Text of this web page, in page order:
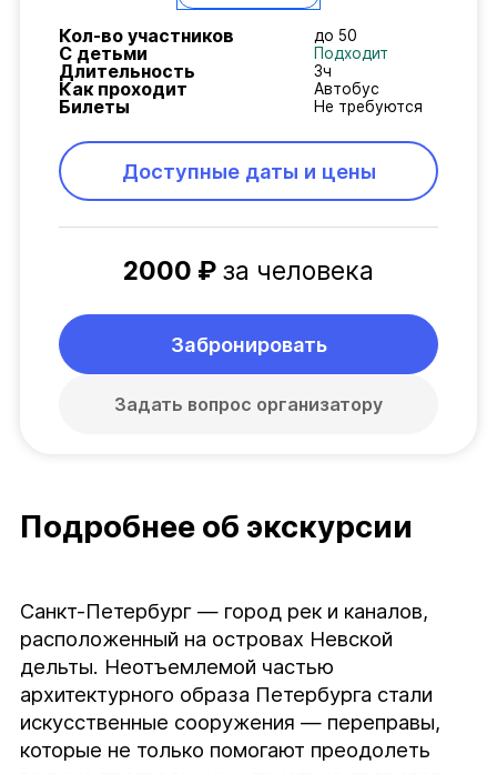
Кол-во участников до 50
С детьми Подходит
Длительность 3ч
Как проходит Автобус
Билеты Не требуются
Доступные даты и цены
2000 ₽ за человека
Забронировать
Задать вопрос организатору
Подробнее об экскурсии
Санкт-Петербург — город рек и каналов,
расположенный на островах Невской
дельты. Неотъемлемой частью
архитектурного образа Петербурга стали
искусственные сооружения — переправы,
которые не только помогают преодолеть